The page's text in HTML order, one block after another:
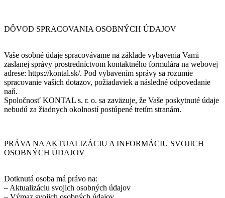
DÔVOD SPRACOVANIA OSOBNÝCH ÚDAJOV
Vaše osobné údaje spracovávame na základe vybavenia Vami
zaslanej správy prostredníctvom kontaktného formulára na webovej
adrese: https://kontal.sk/. Pod vybavením správy sa rozumie
spracovanie vašich dotazov, požiadaviek a následné odpovedanie
naň.
Spoločnosť KONTAL s. r. o. sa zaväzuje, že Vaše poskytnuté údaje
nebudú za žiadnych okolností postúpené tretím stranám.
PRÁVA NA AKTUALIZÁCIU A INFORMÁCIU SVOJICH
OSOBNÝCH ÚDAJOV
Dotknutá osoba má právo na:
– Aktualizáciu svojich osobných údajov